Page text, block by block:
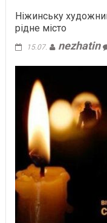
Ніжинську
рідне місто
15.07. nezhatin